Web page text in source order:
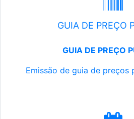
GUIA DE PREÇO
GUIA DE PREÇO
Emissão de guia de preços